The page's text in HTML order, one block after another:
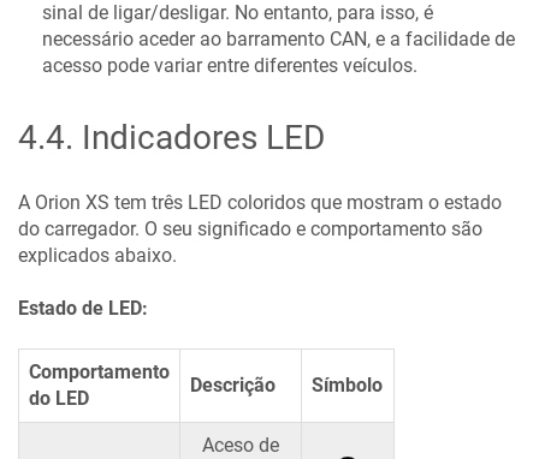
sinal de ligar/desligar. No entanto, para isso, é
necessário aceder ao barramento CAN, e a facilidade de
acesso pode variar entre diferentes veículos.
4.4. Indicadores LED
A Orion XS tem três LED coloridos que mostram o estado
do carregador. O seu significado e comportamento são
explicados abaixo.
Estado de LED:
Comportamento
do LED
Descrição Símbolo
Aceso de